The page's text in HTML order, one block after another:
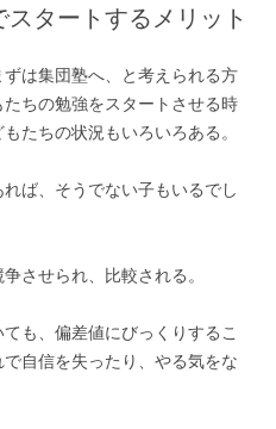
タートするメリット
は集団塾へ、と考えられる方
ちの勉強をスタートさせる時
たちの状況もいろいろある。
ば、そうでない子もいるでし
させられ、比較される。
も、偏差値にびっくりするこ
自信を失ったり、やる気をな